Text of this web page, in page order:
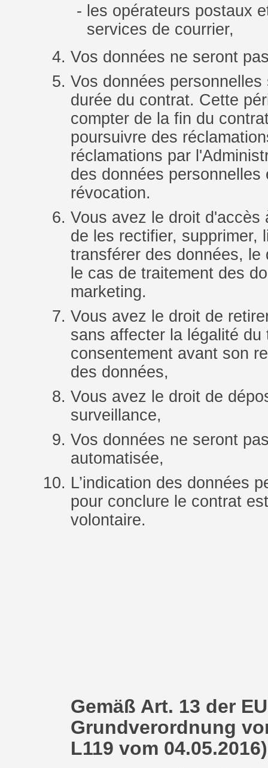
les opérateurs postaux
services de courrier,
Vos données ne seront
Vos données
durée du contrat. Cette
compter de la fin du
poursuivre des
réclamations par
des données
révocation.
Vous avez le droit
de les rectifier, supprimer,
transférer des données,
le cas de traitement des
marketing.
Vous avez le droit de
sans affecter la légalité
consentement avant son
des données,
Vous avez le droit de
surveillance,
Vos données ne seront
automatisée,
L’indication des données
pour conclure le contrat
volontaire.
Gemäß Art. 13 der
Grundverordnung
L119 vom